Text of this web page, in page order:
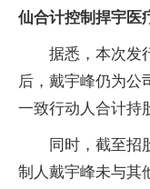
仙合计控制捍宇医
据悉，本次发
后，戴宇峰仍为公
一致行动人合计持
同时，截至招
制人戴宇峰未与其